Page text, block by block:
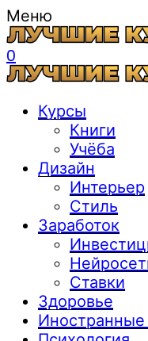
Меню
0
Курсы
Книги
Учёба
Дизайн
Интерьер
Стиль
Заработок
Ставки
Здоровье
Иностранные